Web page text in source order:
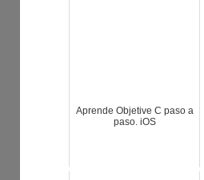
Aprende Objetive C paso a
paso. iOS